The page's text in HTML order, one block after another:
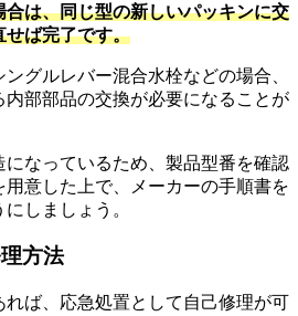
は、同じ型の新しいパッキンに交
せば完了です。
グルレバー混合水栓などの場合、
内部部品の交換が必要になることが
になっているため、製品型番を確認
用意した上で、メーカーの手順書を
しましょう。
方法
ば、応急処置として自己修理が可